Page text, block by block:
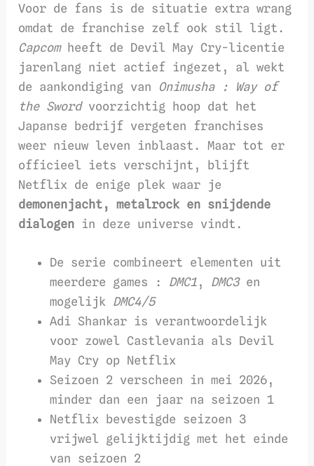
Voor de fans is de situatie extra wrang
omdat de franchise zelf ook stil ligt.
Capcomheeft de Devil May Cry-licentie
jarenlang niet actief ingezet, al wekt
de aankondiging van Onimusha : Way of
the Swordvoorzichtig hoop dat het
Japanse bedrijf vergeten franchises
weer nieuw leven inblaast. Maar tot er
officieel iets verschijnt, blijft
Netflix de enige plek waar je
demonenjacht, metalrock en snijdende
dialogen in deze universe vindt.
De serie combineert elementen uit
meerdere games : DMC1 , DMC3en
mogelijk DMC4/5
Adi Shankar is verantwoordelijk
voor zowel Castlevania als Devil
May Cry op Netflix
Seizoen 2 verscheen in mei 2026,
minder dan een jaar na seizoen 1
Netflix bevestigde seizoen 3
vrijwel gelijktijdig met het einde
van seizoen 2